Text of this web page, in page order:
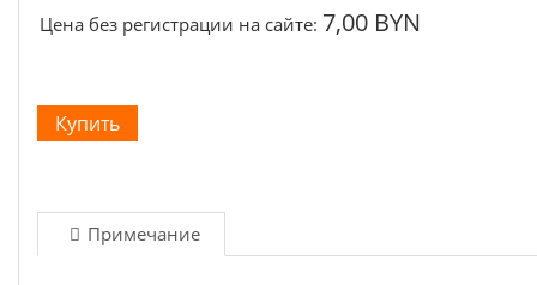
Цена без регистрации на сайте: 7,00 BYN
Примечание